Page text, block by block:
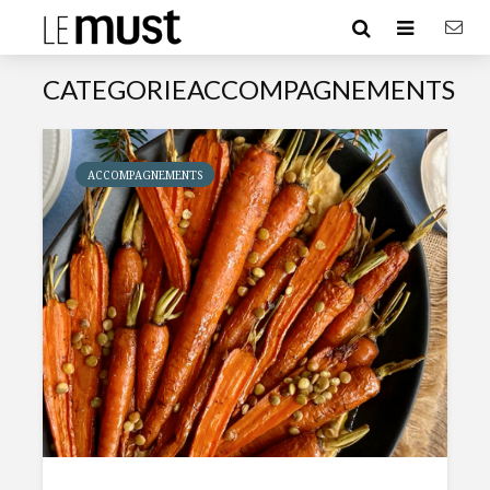
CATEGORIEACCOMPAGNEMENTS
ACCOMPAGNEMENTS